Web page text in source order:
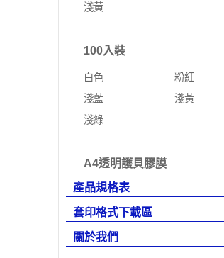
淺黃
100入裝
白色
粉紅
淺藍
淺黃
淺綠
A4透明護貝膠膜
產品規格表
套印格式下載區
關於我們